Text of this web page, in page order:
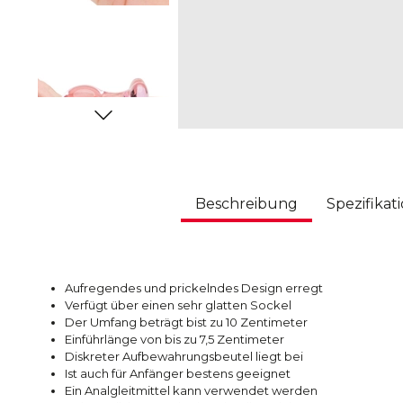
Beschreibung
Aufregendes und prickelndes Design erregt
Verfügt über einen sehr glatten Sockel
Der Umfang beträgt bist zu 10 Zentimeter
Einführlänge von bis zu 7,5 Zentimeter
Diskreter Aufbewahrungsbeutel liegt bei
Ist auch für Anfänger bestens geeignet
Ein Analgleitmittel kann verwendet werden